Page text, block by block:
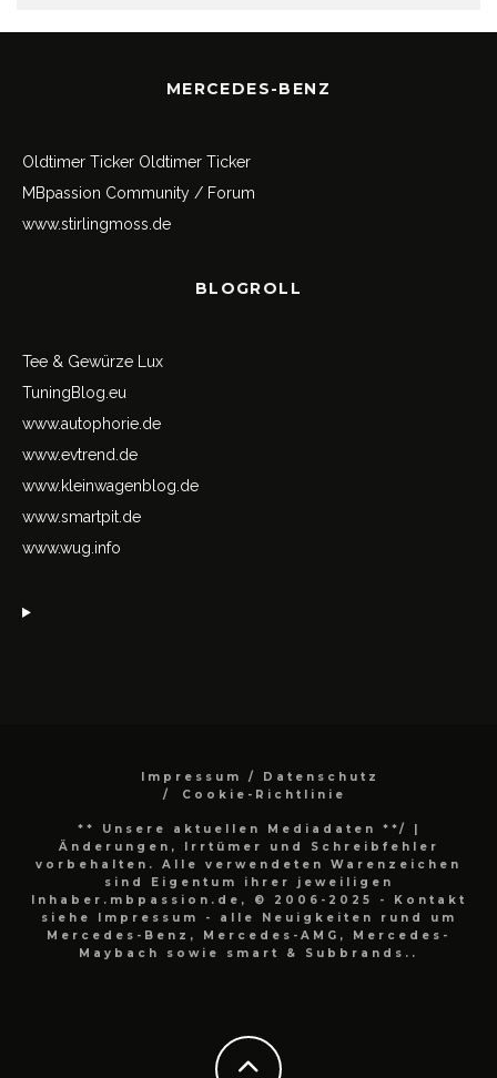
MERCEDES-BENZ
Oldtimer Ticker Oldtimer Ticker
MBpassion Community / Forum
www.stirlingmoss.de
BLOGROLL
Tee & Gewürze Lux
TuningBlog.eu
www.autophorie.de
www.evtrend.de
www.kleinwagenblog.de
www.smartpit.de
www.wug.info
Impressum / Datenschutz
Cookie-Richtlinie
** Unsere aktuellen Mediadaten **/
|
Änderungen, Irrtümer und Schreibfehler
vorbehalten. Alle verwendeten Warenzeichen
sind Eigentum ihrer jeweiligen
Inhaber.mbpassion.de, © 2006-2025 - Kontakt
siehe Impressum - alle Neuigkeiten rund um
Mercedes-Benz, Mercedes-AMG, Mercedes-
Maybach sowie smart & Subbrands..